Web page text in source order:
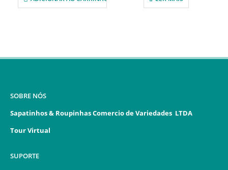
SOBRE NÓS
Sapatinhos & Roupinhas Comercio de Variedades LTDA
Tour Virtual
SUPORTE